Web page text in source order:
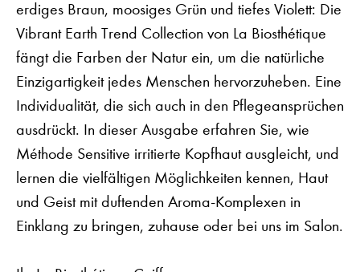
erdiges Braun, moosiges Grün und tiefes Violett: Die
Vibrant Earth Trend Collection von La Biosthétique
fängt die Farben der Natur ein, um die natürliche
Einzigartigkeit jedes Menschen hervorzuheben. Eine
Individualität, die sich auch in den Pflegeansprüchen
ausdrückt. In dieser Ausgabe erfahren Sie, wie
Méthode Sensitive irritierte Kopfhaut ausgleicht, und
lernen die vielfältigen Möglichkeiten kennen, Haut
und Geist mit duftenden Aroma-Komplexen in
Einklang zu bringen, zuhause oder bei uns im Salon.